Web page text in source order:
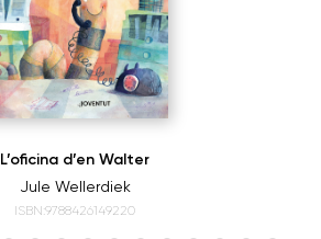
L’oficina d’en Walter
Jule Wellerdiek
ISBN:9788426149220